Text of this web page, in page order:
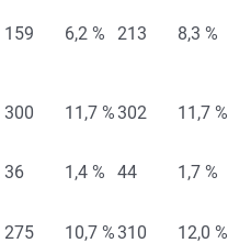
159 6,2 % 213 8,3 %
300 11,7 %302 11,7 %
36 1,4 % 44 1,7 %
275 10,7 %310 12,0 %